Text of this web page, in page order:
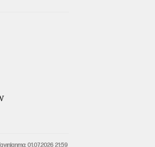
01.07.2026 21:59